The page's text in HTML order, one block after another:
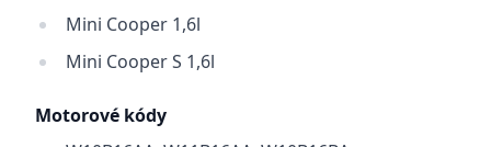
Mini Cooper 1,6l
Mini Cooper S 1,6l
Motorové kódy